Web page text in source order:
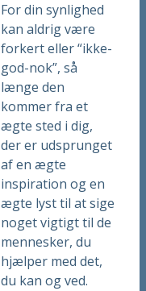
For din synlighed
kan aldrig være
forkert eller “ikke-
god-nok”, så
længe den
kommer fra et
ægte sted i dig,
der er udsprunget
af en ægte
inspiration og en
ægte lyst til at sige
noget vigtigt til de
mennesker, du
hjælper med det,
du kan og ved.